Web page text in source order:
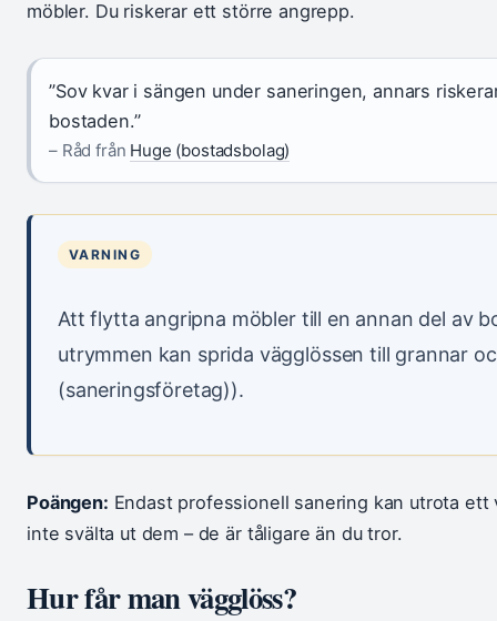
möbler. Du riskerar ett större angrepp.
”Sov kvar i sängen under saneringen, annars
bostaden.”
– Råd från Huge (bostadsbolag)
VARNING
Att flytta angripna möbler till en annan del av
utrymmen kan sprida vägglössen till grannar
(saneringsföretag)).
Poängen: Endast professionell sanering kan utrota
inte svälta ut dem – de är tåligare än du tror.
Hur får man vägglöss?